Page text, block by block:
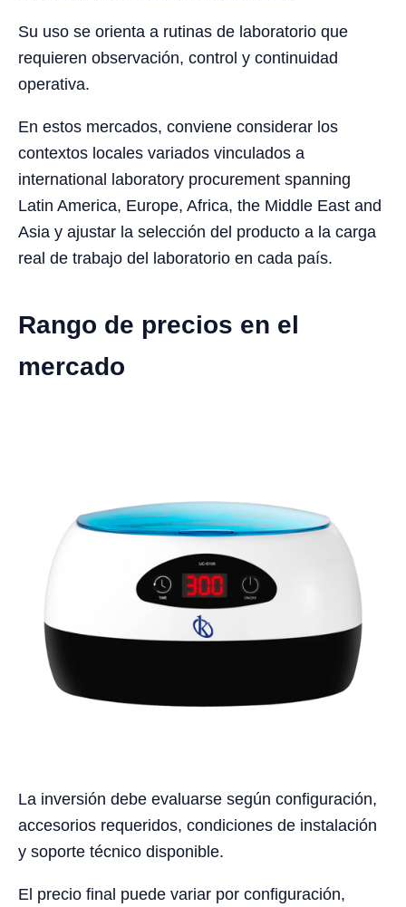
Su uso se orienta a rutinas de laboratorio que
requieren observación, control y continuidad
operativa.
En estos mercados, conviene considerar los
contextos locales variados vinculados a
international laboratory procurement spanning
Latin America, Europe, Africa, the Middle East and
Asia y ajustar la selección del producto a la carga
real de trabajo del laboratorio en cada país.
Rango de precios en el
mercado
La inversión debe evaluarse según configuración,
accesorios requeridos, condiciones de instalación
y soporte técnico disponible.
El precio final puede variar por configuración,